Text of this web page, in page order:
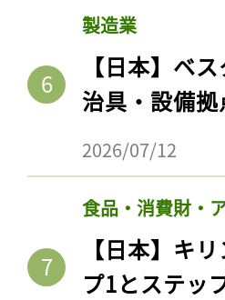
製造業
【日本】ベ
治具・設備
2026/07/12
食品・消費財・
【日本】キ
プ1とステッ